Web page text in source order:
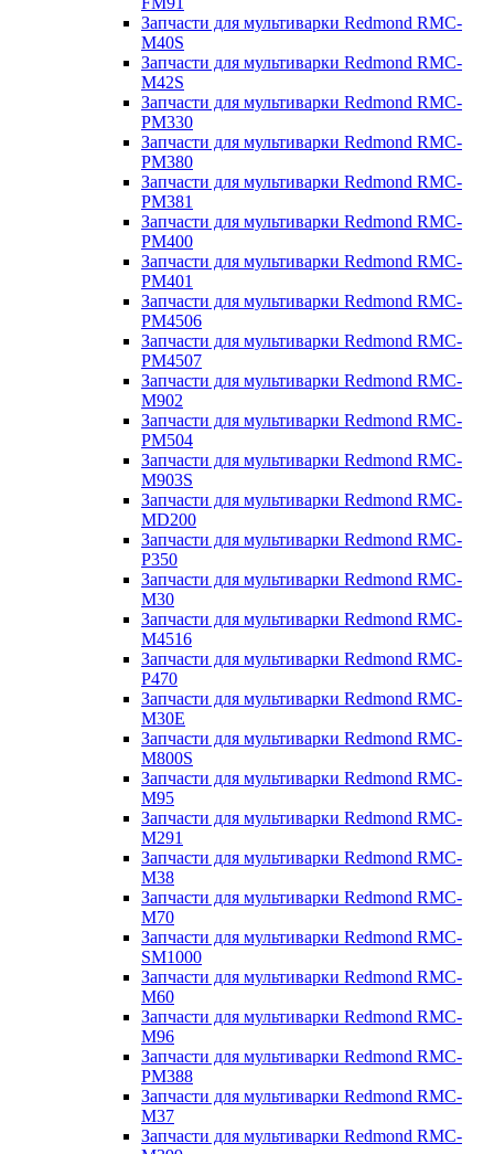
Запчасти для мультиварки Redmond RMC-
M40S
Запчасти для мультиварки Redmond RMC-
M42S
Запчасти для мультиварки Redmond RMC-
PM330
Запчасти для мультиварки Redmond RMC-
PM380
Запчасти для мультиварки Redmond RMC-
PM381
Запчасти для мультиварки Redmond RMC-
PM400
Запчасти для мультиварки Redmond RMC-
PM401
Запчасти для мультиварки Redmond RMC-
PM4506
Запчасти для мультиварки Redmond RMC-
PM4507
Запчасти для мультиварки Redmond RMC-
M902
Запчасти для мультиварки Redmond RMC-
PM504
Запчасти для мультиварки Redmond RMC-
M903S
Запчасти для мультиварки Redmond RMC-
MD200
Запчасти для мультиварки Redmond RMC-
P350
Запчасти для мультиварки Redmond RMC-
M30
Запчасти для мультиварки Redmond RMC-
M4516
Запчасти для мультиварки Redmond RMC-
P470
Запчасти для мультиварки Redmond RMC-
M30E
Запчасти для мультиварки Redmond RMC-
M800S
Запчасти для мультиварки Redmond RMC-
M95
Запчасти для мультиварки Redmond RMC-
M291
Запчасти для мультиварки Redmond RMC-
M38
Запчасти для мультиварки Redmond RMC-
M70
Запчасти для мультиварки Redmond RMC-
SM1000
Запчасти для мультиварки Redmond RMC-
M60
Запчасти для мультиварки Redmond RMC-
M96
Запчасти для мультиварки Redmond RMC-
PM388
Запчасти для мультиварки Redmond RMC-
M37
Запчасти для мультиварки Redmond RMC-